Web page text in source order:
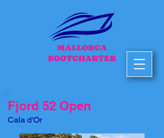
Fjord 52 Open
Cala d'Or